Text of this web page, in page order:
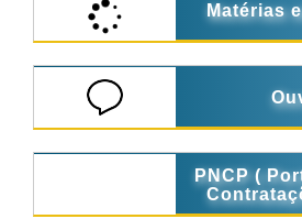
Matérias
PNCP (